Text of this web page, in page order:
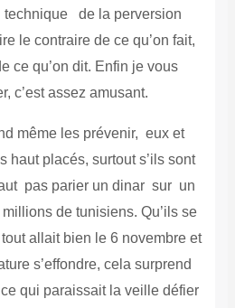
de la perversion
le contraire de ce qu’on fait,
ce qu’on dit. Enfin je vous
c’est assez amusant.
même les prévenir, eux et
haut placés, surtout s’ils sont
pas parier un dinar sur un
de tunisiens. Qu’ils se
allait bien le 6 novembre et
s’effondre, cela surprend
qui paraissait la veille défier